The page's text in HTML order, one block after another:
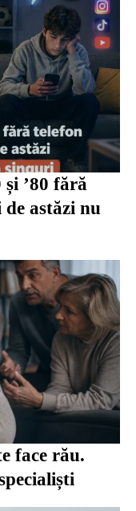
’80 fără
astăzi nu
face rău.